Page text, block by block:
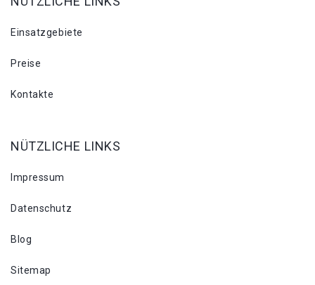
Einsatzgebiete
Preise
Kontakte
NÜTZLICHE LINKS
Impressum
Datenschutz
Blog
Sitemap